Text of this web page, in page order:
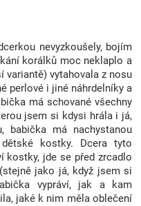
nevyzkoušely, bojím
korálků moc neklaplo a
variantě) vytahovala z nosu
perlové i jiné náhrdelníky a
má schované všechny
jsem si kdysi hrála i já,
babička má nachystanou
kostky. Dcera tyto
kostky, jde se před zrcadlo
jako já, když jsem si
vypráví, jak a kam
jaké k nim měla oblečení